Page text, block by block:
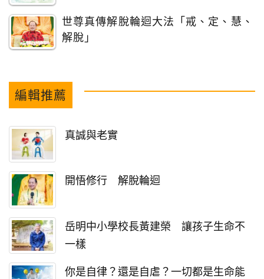
世尊真傳解脫輪迴大法「戒、定、慧、
解脫」
編輯推薦
真誠與老實
開悟修行 解脫輪迴
岳明中小學校長黃建榮 讓孩子生命不
一樣
你是自律？還是自虐？一切都是生命能